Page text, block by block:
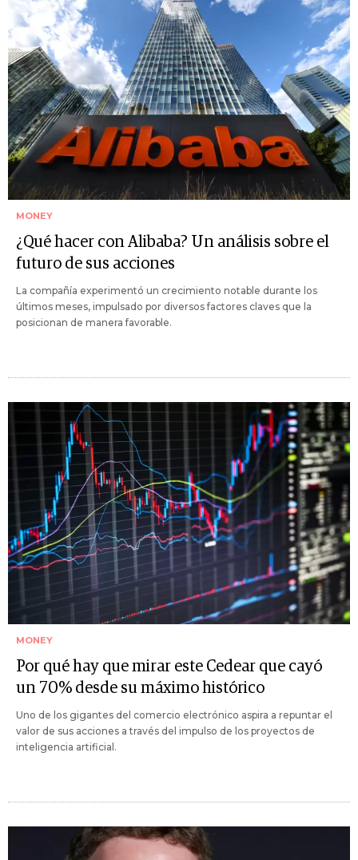
MONEY
¿Qué hacer con Alibaba? Un análisis sobre el
futuro de sus acciones
La compañía experimentó un crecimiento notable durante los
últimos meses, impulsado por diversos factores claves que la
posicionan de manera favorable.
MONEY
Por qué hay que mirar este Cedear que cayó
un 70% desde su máximo histórico
Uno de los gigantes del comercio electrónico aspira a repuntar el
valor de sus acciones a través del impulso de los proyectos de
inteligencia artificial.